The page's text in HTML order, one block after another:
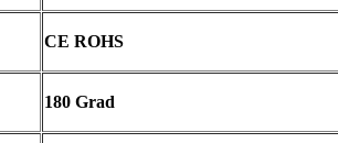
CE ROHS
180 Grad